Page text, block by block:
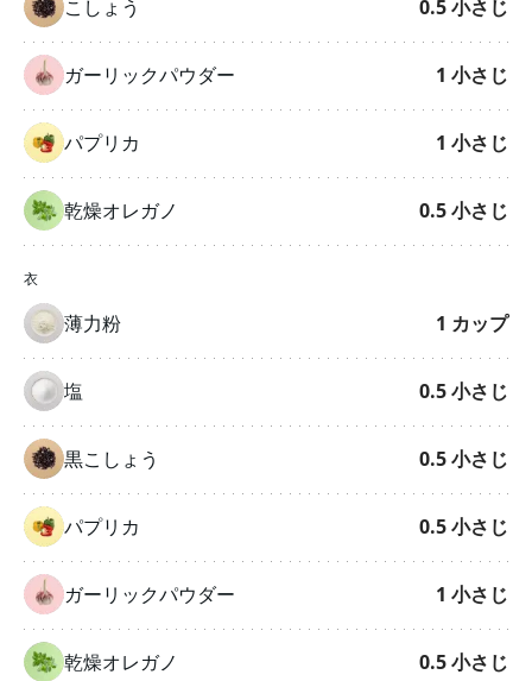
こしょう 0.5小さじ
ガーリックパウダー 1 小さじ
パプリカ 1 小さじ
乾燥オレガノ 0.5小さじ
衣
薄力粉 1 カップ
塩 0.5小さじ
黒こしょう 0.5小さじ
パプリカ 0.5小さじ
ガーリックパウダー 1 小さじ
乾燥オレガノ 0.5小さじ